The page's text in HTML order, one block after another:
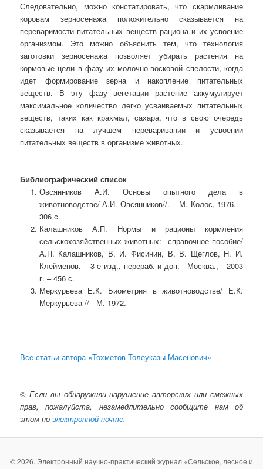
Следовательно, можно констатировать, что скармливание
коровам зерносенажа положительно сказывается на
переваримости питательных веществ рациона и их усвоение
организмом. Это можно объяснить тем, что технология
заготовки зерносенажа позволяет убирать растения на
кормовые цели в фазу их молочно-восковой спелости, когда
идет формирование зерна и накопление питательных
веществ. В эту фазу вегетации растение аккумулирует
максимальное количество легко усваиваемых питательных
веществ, таких как крахмал, сахара, что в свою очередь
сказывается на лучшем переваривании и усвоении
питательных веществ в организме животных.
Библиографический список
Овсянников А.И. Основы опытного дела в
животноводстве/ А.И. Овсянников//. – М. Колос, 1976. –
306 с.
Калашников А.П. Нормы и рационы кормления
сельскохозяйственных животных: справочное пособие/
А.П. Калашников, В. И. Фисинин, В. В. Щеглов, Н. И.
Клейменов. – 3-е изд., перераб. и доп. - Москва., - 2003
г. – 456 с.
Меркурьева Е.К. Биометрия в животноводстве/ Е.К.
Меркурьева // - М. 1972.
Все статьи автора «Тохметов Толеуказы Масенович»
© Если вы обнаружили нарушение авторских или смежных
прав, пожалуйста, незамедлительно сообщите нам об
этом поэлектронной почте.
© 2026. Электронный научно-практический журнал «Сельское, лесное и